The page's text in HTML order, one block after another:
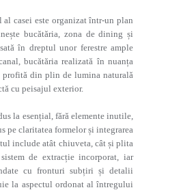
casei este organizat într-un plan
bucătăria, zona de dining și
în dreptul unor ferestre ample
bucătăria realizată în nuanța
profită din plin de lumina naturală
cu peisajul exterior.
la esențial, fără elemente inutile,
pe claritatea formelor și integrarea
include atât chiuveta, cât și plita
de extracție incorporat, iar
cu fronturi subțiri și detalii
la aspectul ordonat al întregului